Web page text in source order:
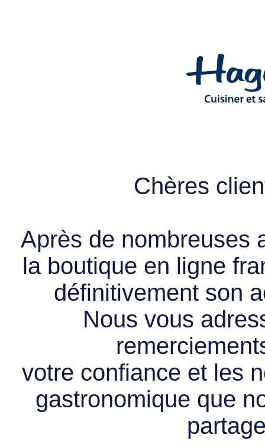
Chères
Après de nombreuses
la boutique en ligne
définitivement son
Nous vous
votre confiance et les
gastronomique que